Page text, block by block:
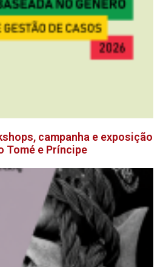
campanha e exposição
Tomé e Príncipe